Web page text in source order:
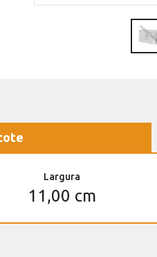
Largura
11,00 cm